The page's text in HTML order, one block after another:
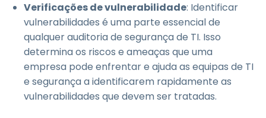
Verificações de vulnerabilidade: Identificar
vulnerabilidades é uma parte essencial de
qualquer auditoria de segurança de TI. Isso
determina os riscos e ameaças que uma
empresa pode enfrentar e ajuda as equipas de TI
e segurança a identificarem rapidamente as
vulnerabilidades que devem ser tratadas.